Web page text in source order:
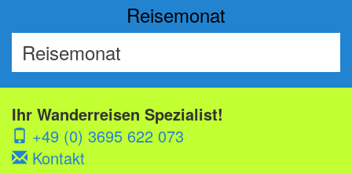
Reisemonat
Ihr Wanderreisen Spezialist!
+49 (0) 3695 622 073
Kontakt